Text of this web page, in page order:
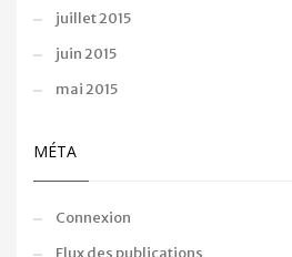
juillet 2015
juin 2015
mai 2015
MÉTA
Connexion